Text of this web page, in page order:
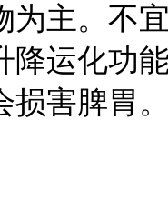
为主。不
降运化功
损害脾胃